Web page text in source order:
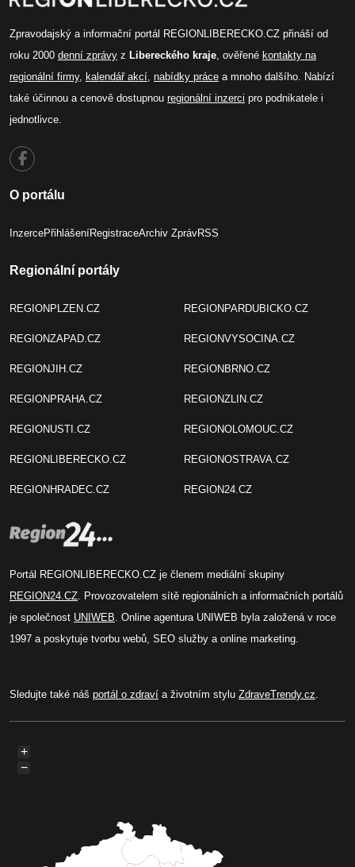
Zpravodajský a informační portál REGIONLIBERECKO.CZ přináší od
roku 2000 denní zprávy z Libereckého kraje, ověřené kontakty na
regionální firmy, kalendář akcí, nabídky práce a mnoho dalšího. Nabízí
také účinnou a cenově dostupnou regionální inzerci pro podnikatele i
jednotlivce.
O portálu
InzercePřihlášeníRegistraceArchiv ZprávRSS
Regionální portály
REGIONPLZEN.CZ
REGIONZAPAD.CZ
REGIONJIH.CZ
REGIONPRAHA.CZ
REGIONUSTI.CZ
REGIONLIBERECKO.CZ
REGIONHRADEC.CZ
REGIONPARDUBICKO.CZ
REGIONVYSOCINA.CZ
REGIONBRNO.CZ
REGIONZLIN.CZ
REGIONOLOMOUC.CZ
REGIONOSTRAVA.CZ
REGION24.CZ
Portál REGIONLIBERECKO.CZ je členem mediální skupiny
REGION24.CZ. Provozovatelem sítě regionálních a informačních portálů
je společnost UNIWEB. Online agentura UNIWEB byla založená v roce
1997 a poskytuje tvorbu webů, SEO služby a online marketing.
Sledujte také náš portál o zdraví a životním stylu ZdraveTrendy.cz.
+
−